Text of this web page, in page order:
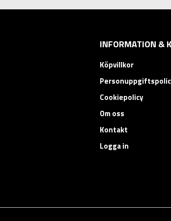
INFORMATION &
Köpvillkor
Cookiepolicy
Om oss
Kontakt
Logga in